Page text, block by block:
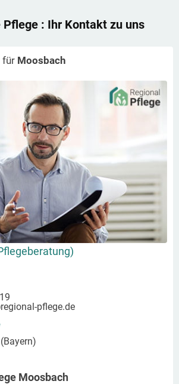
Pflege : Ihr Kontakt zu uns
für Moosbach
pflege.de
Moosbach